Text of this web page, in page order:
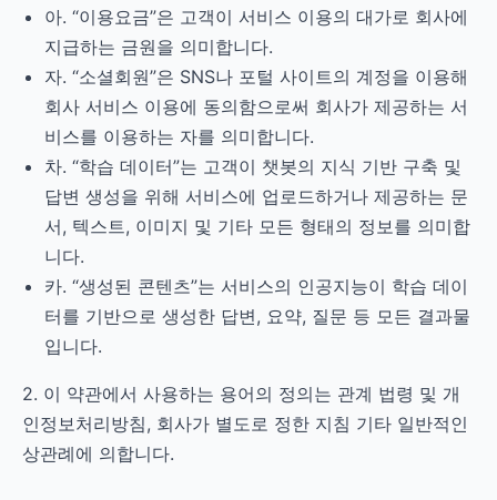
아. “이용요금”은 고객이 서비스 이용의 대가로 회사에
지급하는 금원을 의미합니다.
자. “소셜회원”은 SNS나 포털 사이트의 계정을 이용해
회사 서비스 이용에 동의함으로써 회사가 제공하는 서
비스를 이용하는 자를 의미합니다.
차. “학습 데이터”는 고객이 챗봇의 지식 기반 구축 및
답변 생성을 위해 서비스에 업로드하거나 제공하는 문
서, 텍스트, 이미지 및 기타 모든 형태의 정보를 의미합
니다.
카. “생성된 콘텐츠”는 서비스의 인공지능이 학습 데이
터를 기반으로 생성한 답변, 요약, 질문 등 모든 결과물
입니다.
2. 이 약관에서 사용하는 용어의 정의는 관계 법령 및 개
인정보처리방침, 회사가 별도로 정한 지침 기타 일반적인
상관례에 의합니다.